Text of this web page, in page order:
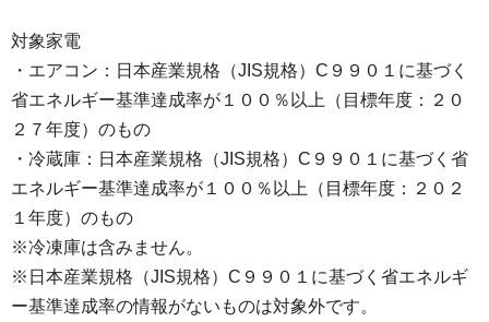
対象家電
・エアコン：日本産業規格（JIS規格）C９９０１に基づく
省エネルギー基準達成率が１００％以上（目標年度：２０
２７年度）のもの
・冷蔵庫：日本産業規格（JIS規格）C９９０１に基づく省
エネルギー基準達成率が１００％以上（目標年度：２０２
１年度）のもの
※冷凍庫は含みません。
※日本産業規格（JIS規格）C９９０１に基づく省エネルギ
ー基準達成率の情報がないものは対象外です。